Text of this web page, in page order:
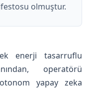
olmuştur.
enerji tasarruflu
operatörü
yapay zeka